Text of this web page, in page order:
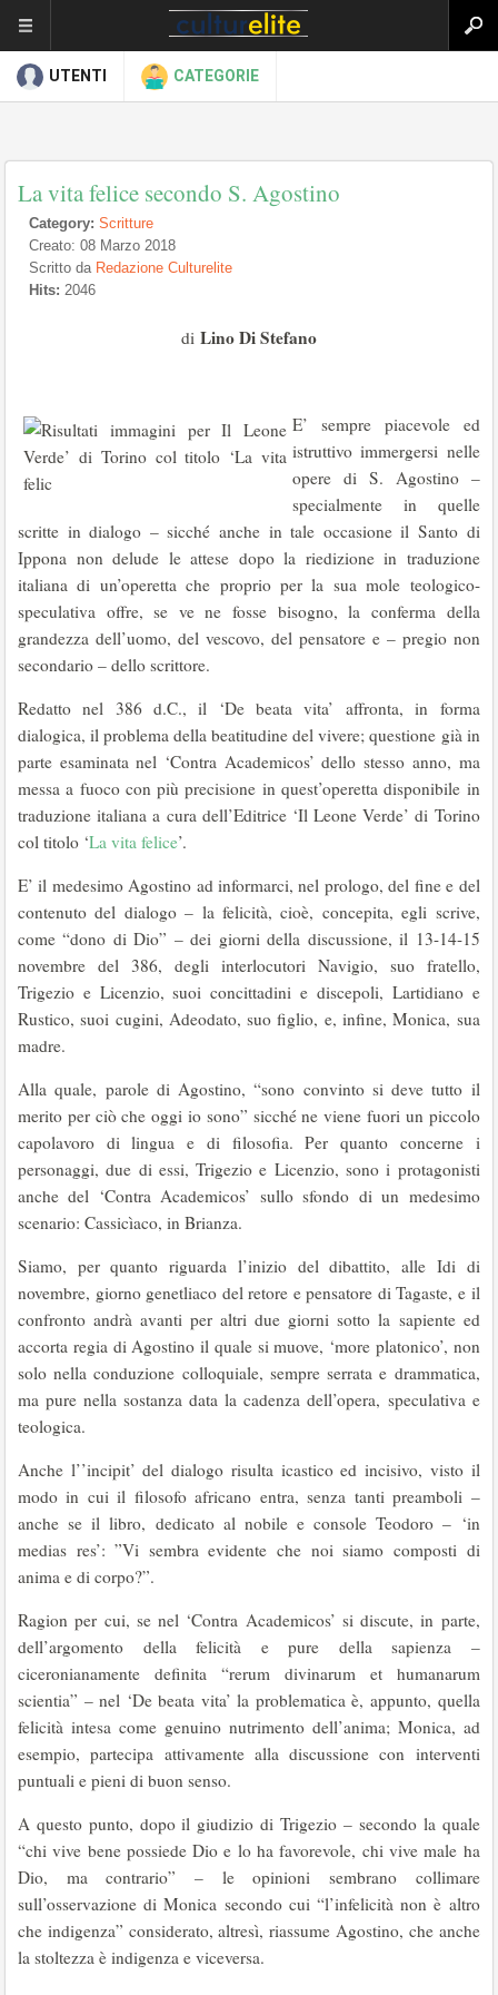
UTENTI CATEGORIE
La vita felice secondo S. Agostino
Category: Scritture
Creato: 08 Marzo 2018
Scritto da Redazione Culturelite
Hits: 2046
di Lino Di Stefano
E’ sempre piacevole ed
istruttivo immergersi nelle
opere di S. Agostino –
specialmente in quelle
scritte in dialogo – sicché anche in tale occasione il Santo di
Ippona non delude le attese dopo la riedizione in traduzione
italiana di un’operetta che proprio per la sua mole teologico-
speculativa offre, se ve ne fosse bisogno, la conferma della
grandezza dell’uomo, del vescovo, del pensatore e – pregio non
secondario – dello scrittore.
Redatto nel 386 d.C., il ‘De beata vita’ affronta, in forma
dialogica, il problema della beatitudine del vivere; questione già in
parte esaminata nel ‘Contra Academicos’ dello stesso anno, ma
messa a fuoco con più precisione in quest’operetta disponibile in
traduzione italiana a cura dell’Editrice ‘Il Leone Verde’ di Torino
col titolo ‘La vita felice’.
E’ il medesimo Agostino ad informarci, nel prologo, del fine e del
contenuto del dialogo – la felicità, cioè, concepita, egli scrive,
come “dono di Dio” – dei giorni della discussione, il 13-14-15
novembre del 386, degli interlocutori Navigio, suo fratello,
Trigezio e Licenzio, suoi concittadini e discepoli, Lartidiano e
Rustico, suoi cugini, Adeodato, suo figlio, e, infine, Monica, sua
madre.
Alla quale, parole di Agostino, “sono convinto si deve tutto il
merito per ciò che oggi io sono” sicché ne viene fuori un piccolo
capolavoro di lingua e di filosofia. Per quanto concerne i
personaggi, due di essi, Trigezio e Licenzio, sono i protagonisti
anche del ‘Contra Academicos’ sullo sfondo di un medesimo
scenario: Cassicìaco, in Brianza.
Siamo, per quanto riguarda l’inizio del dibattito, alle Idi di
novembre, giorno genetliaco del retore e pensatore di Tagaste, e il
confronto andrà avanti per altri due giorni sotto la sapiente ed
accorta regia di Agostino il quale si muove, ‘more platonico’, non
solo nella conduzione colloquiale, sempre serrata e drammatica,
ma pure nella sostanza data la cadenza dell’opera, speculativa e
teologica.
Anche l’’incipit’ del dialogo risulta icastico ed incisivo, visto il
modo in cui il filosofo africano entra, senza tanti preamboli –
anche se il libro, dedicato al nobile e console Teodoro – ‘in
medias res’: ”Vi sembra evidente che noi siamo composti di
anima e di corpo?”.
Ragion per cui, se nel ‘Contra Academicos’ si discute, in parte,
dell’argomento della felicità e pure della sapienza –
ciceronianamente definita “rerum divinarum et humanarum
scientia” – nel ‘De beata vita’ la problematica è, appunto, quella
felicità intesa come genuino nutrimento dell’anima; Monica, ad
esempio, partecipa attivamente alla discussione con interventi
puntuali e pieni di buon senso.
A questo punto, dopo il giudizio di Trigezio – secondo la quale
“chi vive bene possiede Dio e lo ha favorevole, chi vive male ha
Dio, ma contrario” – le opinioni sembrano collimare
sull’osservazione di Monica secondo cui “l’infelicità non è altro
che indigenza” considerato, altresì, riassume Agostino, che anche
la stoltezza è indigenza e viceversa.